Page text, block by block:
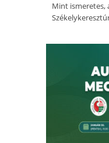
Mint ismeretes,